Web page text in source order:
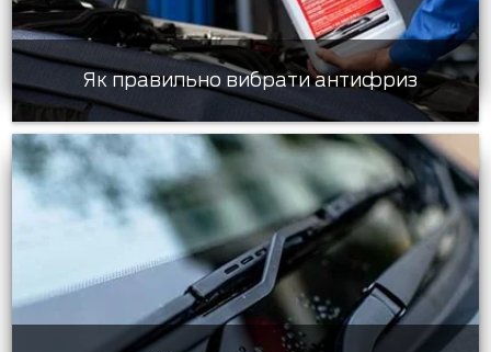
Як правильно вибрати антифриз